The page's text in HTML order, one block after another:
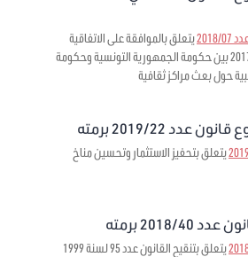
07
يتعلق بالموافقة على الاتفاقية
المبرمة بتاريخ 13 ماي 2017 بين حكومة الجمهورية التونسية وحكومة
حول بعث مراكز ثقافية
عدد 2019/22 برمته
يتعلق بتحفيز الاستثمار وتحسين مناخ
40 برمته
يتعلق بتنقيح القانون عدد 95 لسنة 1999